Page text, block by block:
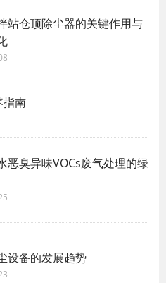
站仓顶除尘器的关键作用与
指南
恶臭异味VOCs废气处理的绿
设备的发展趋势